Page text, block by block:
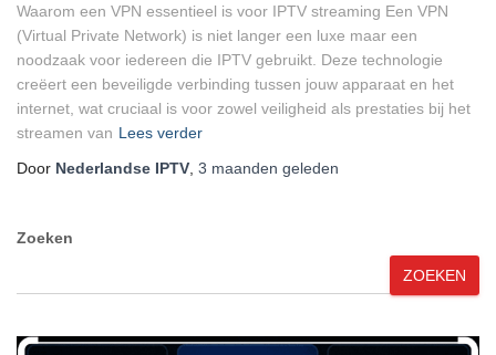
Waarom een VPN essentieel is voor IPTV streaming Een VPN
(Virtual Private Network) is niet langer een luxe maar een
noodzaak voor iedereen die IPTV gebruikt. Deze technologie
creëert een beveiligde verbinding tussen jouw apparaat en het
internet, wat cruciaal is voor zowel veiligheid als prestaties bij het
streamen van Lees verder
Door Nederlandse IPTV 3 maanden geleden
Zoeken
ZOEKEN